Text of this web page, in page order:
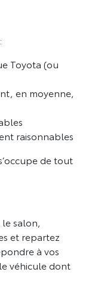
Toyota (ou
en moyenne,
raisonnables
de tout
salon,
et repartez
à vos
véhicule dont